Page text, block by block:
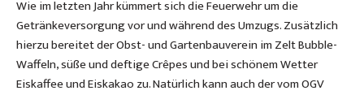
Wie im letzten Jahr kümmert sich die Feuerwehr um die
Getränkeversorgung vor und während des Umzugs. Zusätzlich
hierzu bereitet der Obst- und Gartenbauverein im Zelt Bubble-
Waffeln, süße und deftige Crêpes und bei schönem Wetter
Eiskaffee und Eiskakao zu. Natürlich kann auch der vom OGV